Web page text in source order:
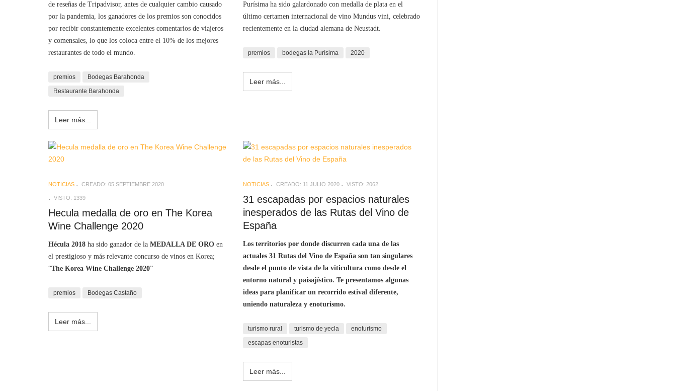
de reseñas de Tripadvisor, antes de cualquier cambio causado
por la pandemia, los ganadores de los premios son conocidos
por recibir constantemente excelentes comentarios de viajeros
y comensales, lo que los coloca entre el 10% de los mejores
restaurantes de todo el mundo.
premios
Bodegas Barahonda
Restaurante Barahonda
Leer más...
Purísima ha sido galardonado con medalla de plata en el
último certamen internacional de vino Mundus vini, celebrado
recientemente en la ciudad alemana de Neustadt.
premios bodegas la Purísima 2020
Leer más...
NOTICIAS CREADO: 05 SEPTIEMBRE 2020
VISTO: 1339
Hecula medalla de oro en The Korea
Wine Challenge 2020
Hécula 2018 ha sido ganador de la MEDALLA DE ORO en
el prestigioso y más relevante concurso de vinos en Korea;
“The Korea Wine Challenge 2020”
premios Bodegas Castaño
Leer más...
NOTICIAS CREADO: 11 JULIO 2020 VISTO: 2062
31 escapadas por espacios naturales
inesperados de las Rutas del Vino de
España
Los territorios por donde discurren cada una de las
actuales 31 Rutas del Vino de España son tan singulares
desde el punto de vista de la viticultura como desde el
entorno natural y paisajístico. Te presentamos algunas
ideas para planificar un recorrido estival diferente,
uniendo naturaleza y enoturismo.
turismo rural turismo de yecla
enoturismo
escapas enoturistas
Leer más...